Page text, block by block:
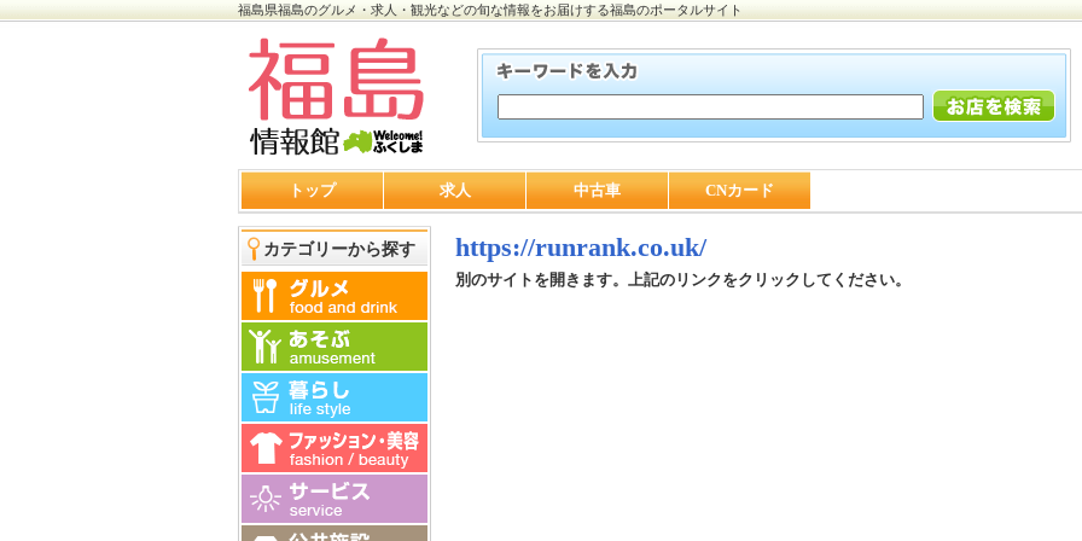
福島県福島のグルメ・求人・観光などの旬な情報をお届けする福島のポータルサイト
トップ 求人 中古車 CNカード
カテゴリーから探す https://runrank.co.uk/
別のサイトを開きます。上記のリンクをクリックしてください。